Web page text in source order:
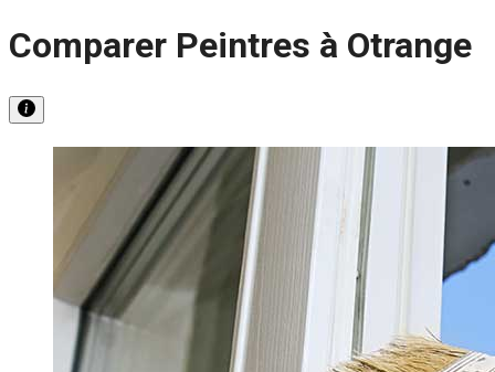
Comparer Peintres à Otrange